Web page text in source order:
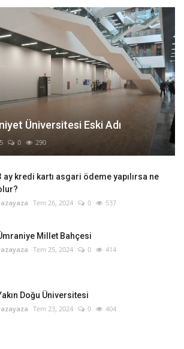
Üniversitesi Eski Adı
0 290
ay kredi kartı asgari ödeme yapılırsa ne
Tem 26, 2024 0 537
Millet Bahçesi
Tem 25, 2024 0 414
Doğu Üniversitesi
Tem 23, 2024 0 404